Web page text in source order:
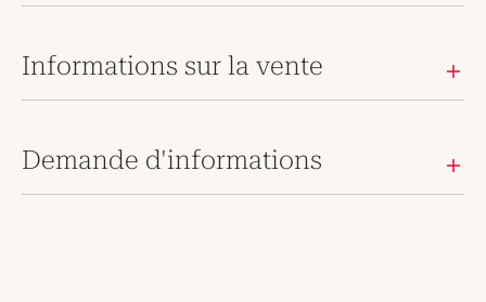
Informations sur la vente
Demande d'informations